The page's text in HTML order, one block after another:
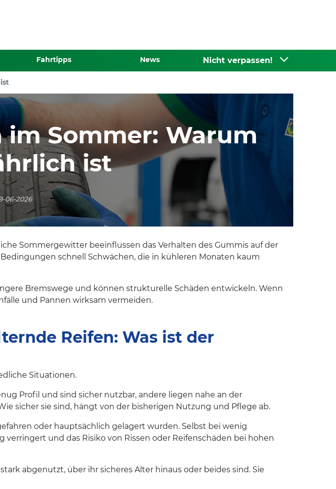
Fahrtipps News Nicht verpassen!
Sommer: Warum
ist
06-2026
Sommergewitter beeinflussen das Verhalten des Gummis auf der
schnell Schwächen, die in kühleren Monaten kaum
Bremswege und können strukturelle Schäden entwickeln. Wenn
und Pannen wirksam vermeiden.
Reifen: Was ist der
Situationen.
Profil und sind sicher nutzbar, andere liegen nahe an der
sicher sie sind, hängt von der bisherigen Nutzung und Pflege ab.
oder hauptsächlich gelagert wurden. Selbst bei wenig
und das Risiko von Rissen oder Reifenschäden bei hohen
abgenutzt, über ihr sicheres Alter hinaus oder beides sind. Sie